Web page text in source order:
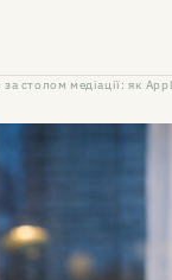
за столом медіації: як